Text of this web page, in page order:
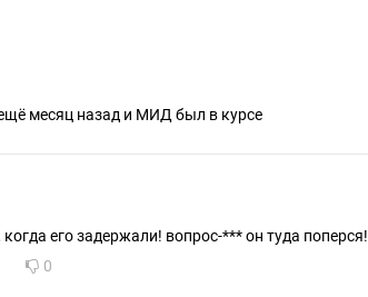
Пишут, что его задержали ещё месяц назад и МИД был в курсе
когда его задержали! вопрос-*** он туда поперся!
0